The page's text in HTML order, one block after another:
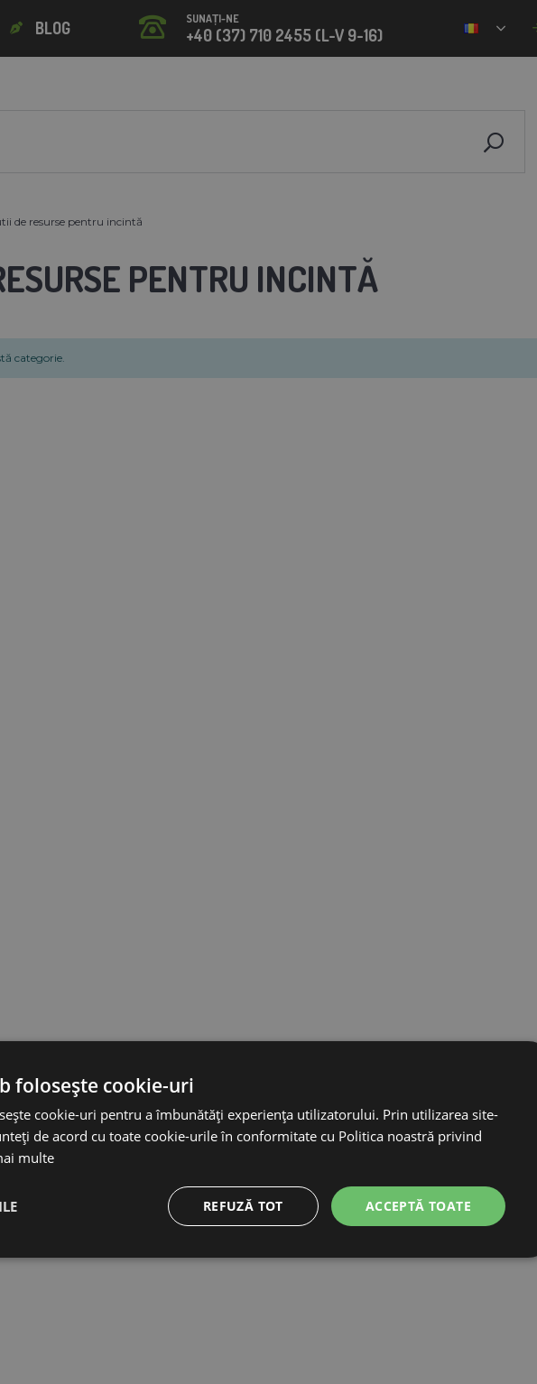
BLOG SUNAȚI-NE
+40 (37) 710 2455 (L-V 9-16)
de resurse pentru incintă
PENTRU INCINTĂ
categorie.
folosește cookie-uri
cookie-uri pentru a îmbunătăți experiența utilizatorului. Prin utilizarea site-
de acord cu toate cookie-urile în conformitate cu Politica noastră privind
multe
ACCEPTĂ TOATE
REFUZĂ TOT